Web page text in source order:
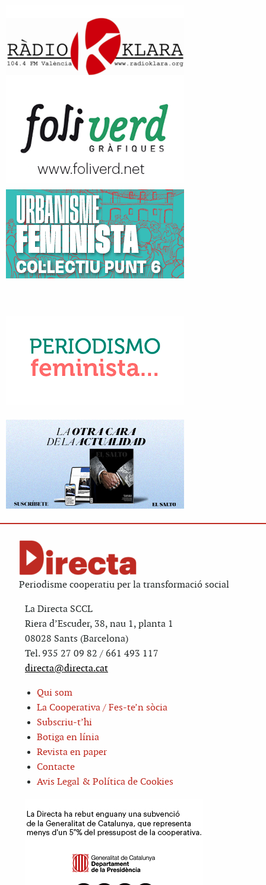
Periodisme cooperatiu per la transformació social
La Directa SCCL
Riera d’Escuder, 38, nau 1, planta 1
08028 Sants (Barcelona)
Tel. 935 27 09 82 / 661 493 117
directa@directa.cat
Qui som
La Cooperativa / Fes-te’n sòcia
Subscriu-t’hi
Botiga en línia
Revista en paper
Contacte
Avis Legal & Política de Cookies